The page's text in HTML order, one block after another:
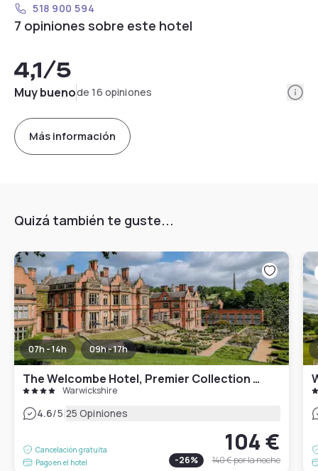
518 900 594
7 opiniones sobre este hotel
4,1/5
Muy buenode 16 opiniones
Más información
Quizá también te guste...
07h - 14h 09h - 17h
The Welcombe Hotel, Premier Collection By Best Western
Warwickshire
4.6/5|25 Opiniones
Cancelación gratuita
Pago en el hotel
104 €
-26% 140 €por la noche